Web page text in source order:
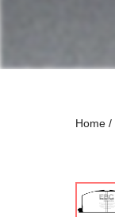
Home